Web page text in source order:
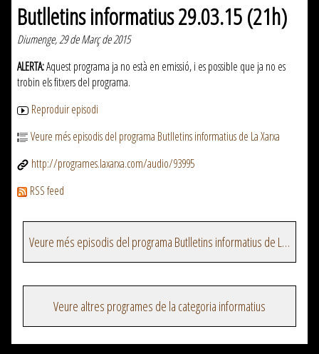
Butlletins informatius 29.03.15 (21h)
Diumenge, 29 de Març de 2015
ALERTA:Aquest programa ja no està en emissió, i es possible que ja no es
trobin els fitxers del programa.
Reproduir episodi
Veure més episodis del programa Butlletins informatius de La Xarxa
http://programes.laxarxa.com/audio/93995
RSS feed
Veure més episodis del programa Butlletins informatius de La Xarxa
Veure altres programes de la categoria informatius